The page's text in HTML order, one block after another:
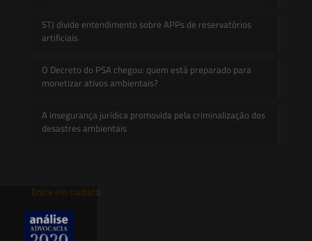
STJ divide entendimento sobre APPs de reservatórios
artificiais
O Decreto do PSA chegou: quem está preparado para
monetizar ativos ambientais?
A insegurança jurídica promovida pela criminalização dos
desastres ambientais
Entre em contato
contato@saesadvogados.com.br